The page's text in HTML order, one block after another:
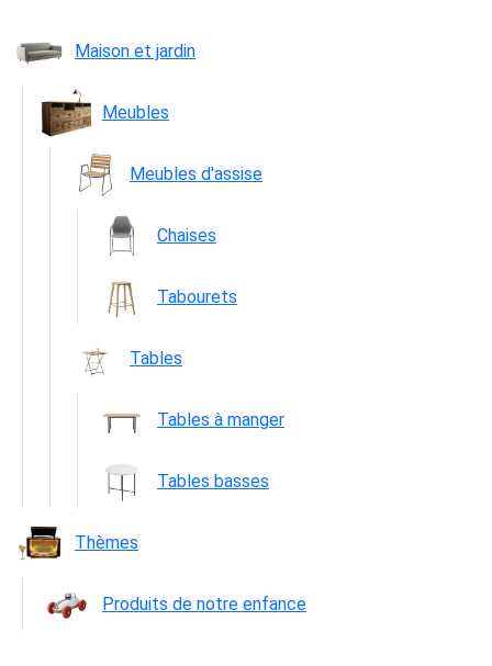
Maison et jardin
Meubles
Meubles d'assise
Chaises
Tabourets
Tables
Tables à manger
Tables basses
Thèmes
Produits de notre enfance